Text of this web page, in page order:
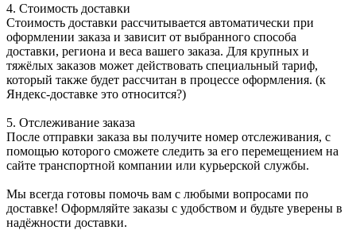
4. Стоимость доставки
Стоимость доставки рассчитывается автоматически при
оформлении заказа и зависит от выбранного способа
доставки, региона и веса вашего заказа. Для крупных и
тяжёлых заказов может действовать специальный тариф,
который также будет рассчитан в процессе оформления. (к
Яндекс-доставке это относится?)
5. Отслеживание заказа
После отправки заказа вы получите номер отслеживания, с
помощью которого сможете следить за его перемещением на
сайте транспортной компании или курьерской службы.
Мы всегда готовы помочь вам с любыми вопросами по
доставке! Оформляйте заказы с удобством и будьте уверены в
надёжности доставки.